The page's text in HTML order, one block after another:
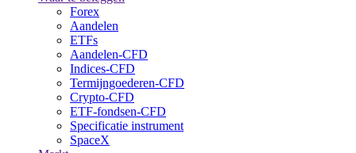
Forex
Aandelen
ETFs
Aandelen-CFD
Indices-CFD
Termijngoederen-CFD
Crypto-CFD
ETF-fondsen-CFD
Specificatie instrument
SpaceX